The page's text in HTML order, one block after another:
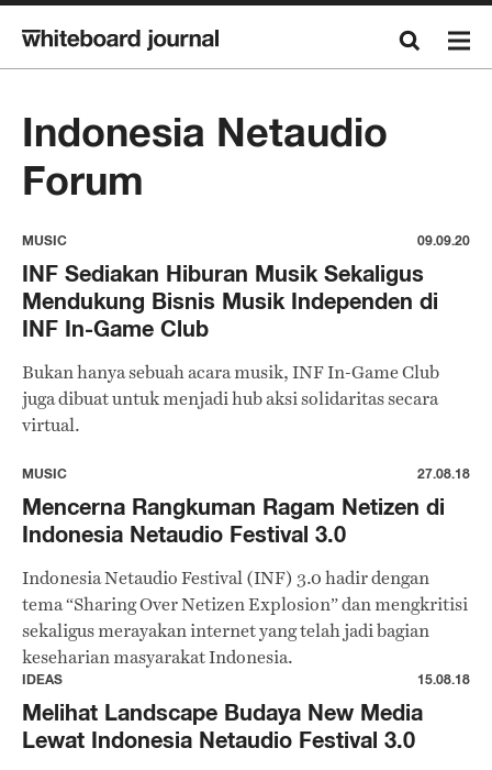
Indonesia Netaudio
Forum
MUSIC 09.09.20
INF Sediakan Hiburan Musik Sekaligus
Mendukung Bisnis Musik Independen di
INF In-Game Club
Bukan hanya sebuah acara musik, INF In-Game Club
juga dibuat untuk menjadi hub aksi solidaritas secara
virtual.
MUSIC 27.08.18
Mencerna Rangkuman Ragam Netizen di
Indonesia Netaudio Festival 3.0
Indonesia Netaudio Festival (INF) 3.0 hadir dengan
tema “Sharing Over Netizen Explosion” dan mengkritisi
sekaligus merayakan internet yang telah jadi bagian
keseharian masyarakat Indonesia.
IDEAS 15.08.18
Melihat Landscape Budaya New Media
Lewat Indonesia Netaudio Festival 3.0